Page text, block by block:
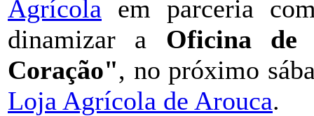
Agrícola em parceria
dinamizar a Oficina de
Coração", no próximo
Loja Agrícola de Arouca.